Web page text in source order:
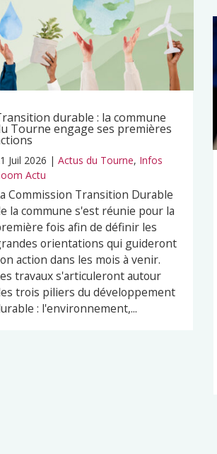
durable : la commune
Tourne engage ses premières
Juil 2026 | Actus du Tourne, Infos
Actu
Commission Transition Durable
la commune s'est réunie pour la
fois afin de définir les
orientations qui guideront
action dans les mois à venir.
travaux s'articuleront autour
trois piliers du développement
: l'environnement,...